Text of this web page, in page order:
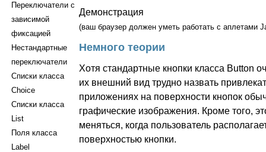
Переключатели с
зависимой
фиксацией
Нестандартные
переключатели
Списки класса
Choice
Списки класса
List
Поля класса
Label
Демонстрация
(ваш браузер должен уметь работать с аплетами
Немного теории
Хотя стандартные кнопки класса Button
их внешний вид трудно назвать
приложениях на поверхности кнопок
графические изображения. Кроме того,
меняться, когда пользователь
поверхностью кнопки.